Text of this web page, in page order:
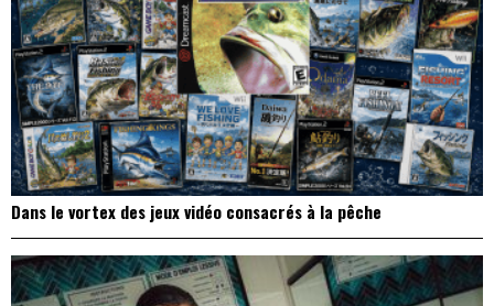
Dans le vortex des jeux vidéo consacrés à la pêche